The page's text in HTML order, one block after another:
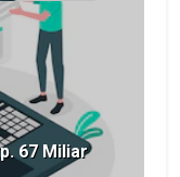
67 Miliar